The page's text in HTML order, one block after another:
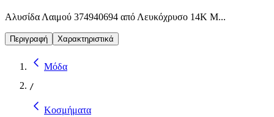
Αλυσίδα Λαιμού 374940694 από Λευκόχρυσο 14K Μ...
Περιγραφή Χαρακτηριστικά
Μόδα
/
Κοσμήματα